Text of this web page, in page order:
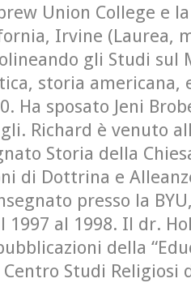
Union College e
Irvine (Laurea,
gli Studi sul
storia americana,
Ha sposato Jeni
Richard è venuto
Storia della
di Dottrina e
presso la
1997 al 1998. Il dr.
della
Studi Religiosi